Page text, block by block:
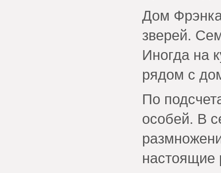
Дом
зверей.
Иногда на
рядом с
По
особей. В
настоящие